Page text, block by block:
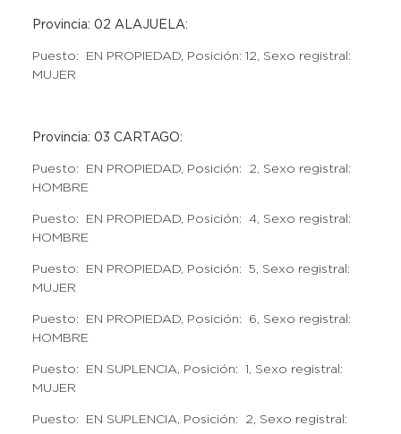
Provincia: 02 ALAJUELA:
Puesto: EN PROPIEDAD, Posición: 12, Sexo registral:
MUJER
Provincia: 03 CARTAGO:
Puesto: EN PROPIEDAD, Posición: 2, Sexo registral:
HOMBRE
Puesto: EN PROPIEDAD, Posición: 4, Sexo registral:
HOMBRE
Puesto: EN PROPIEDAD, Posición: 5, Sexo registral:
MUJER
Puesto: EN PROPIEDAD, Posición: 6, Sexo registral:
HOMBRE
Puesto: EN SUPLENCIA, Posición: 1, Sexo registral:
MUJER
Puesto: EN SUPLENCIA, Posición: 2, Sexo registral: